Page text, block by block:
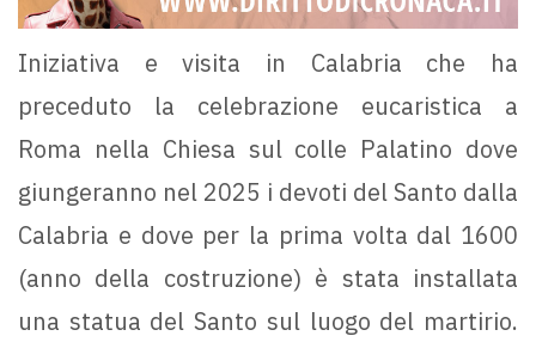
Iniziativa e visita in Calabria che ha
preceduto la celebrazione eucaristica a
Roma nella Chiesa sul colle Palatino dove
giungeranno nel 2025 i devoti del Santo dalla
Calabria e dove per la prima volta dal 1600
(anno della costruzione) è stata installata
una statua del Santo sul luogo del martirio.